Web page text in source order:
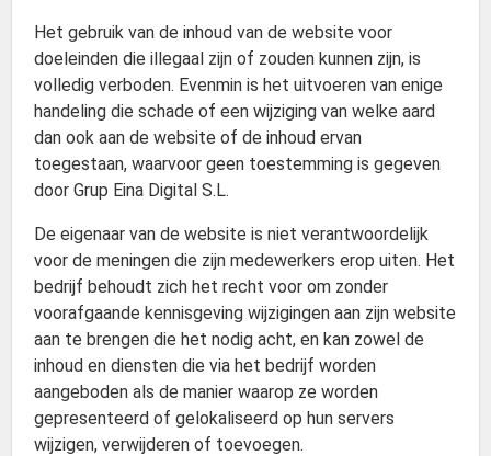
Het gebruik van de inhoud van de website voor
doeleinden die illegaal zijn of zouden kunnen zijn, is
volledig verboden. Evenmin is het uitvoeren van enige
handeling die schade of een wijziging van welke aard
dan ook aan de website of de inhoud ervan
toegestaan, waarvoor geen toestemming is gegeven
door Grup Eina Digital S.L.
De eigenaar van de website is niet verantwoordelijk
voor de meningen die zijn medewerkers erop uiten. Het
bedrijf behoudt zich het recht voor om zonder
voorafgaande kennisgeving wijzigingen aan zijn website
aan te brengen die het nodig acht, en kan zowel de
inhoud en diensten die via het bedrijf worden
aangeboden als de manier waarop ze worden
gepresenteerd of gelokaliseerd op hun servers
wijzigen, verwijderen of toevoegen.